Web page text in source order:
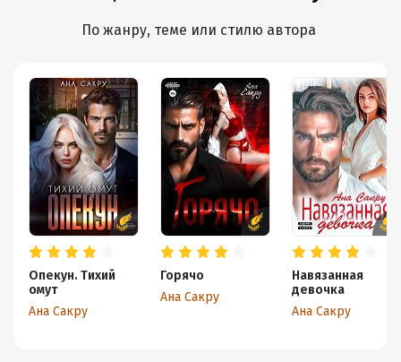
По жанру, теме или стилю автора
Опекун. Тихий
омут
Ана Сакру
Горячо
Ана Сакру
Навязанная
девочка
Ана Сакру